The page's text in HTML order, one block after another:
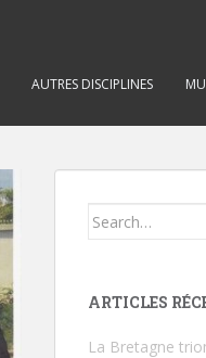
AUTRES DISCIPLINES
Search for:
ARTICLES
La Bretagne